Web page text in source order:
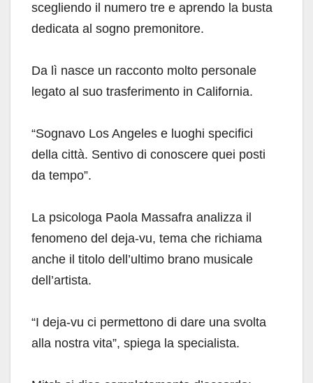
scegliendo il numero tre e aprendo la busta
dedicata al sogno premonitore.
Da lì nasce un racconto molto personale
legato al suo trasferimento in California.
“Sognavo Los Angeles e luoghi specifici
della città. Sentivo di conoscere quei posti
da tempo”.
La psicologa Paola Massafra analizza il
fenomeno del deja-vu, tema che richiama
anche il titolo dell’ultimo brano musicale
dell’artista.
“I deja-vu ci permettono di dare una svolta
alla nostra vita”, spiega la specialista.